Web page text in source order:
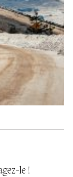
le !